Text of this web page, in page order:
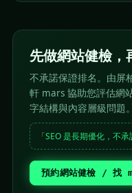
先做網站健檢，
不承諾保證排名。由屏
軒 mars 協助您評估網
字結構與內容層級問題。
「SEO 是長期優化，不承
預約網站健檢 / 找